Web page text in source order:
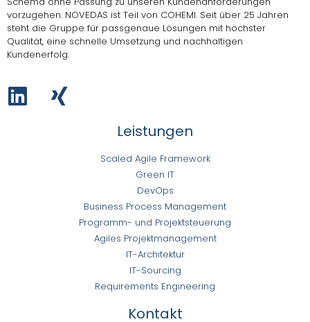
vorzugehen. NOVEDAS ist Teil von COHEMI. Seit über 25 Jahren
steht die Gruppe für passgenaue Lösungen mit höchster
Qualität, eine schnelle Umsetzung und nachhaltigen
Kundenerfolg.
Leistungen
Scaled Agile Framework
Green IT
DevOps
Business Process Management
Programm- und Projektsteuerung
Agiles Projektmanagement
IT-Architektur
IT-Sourcing
Requirements Engineering
Kontakt